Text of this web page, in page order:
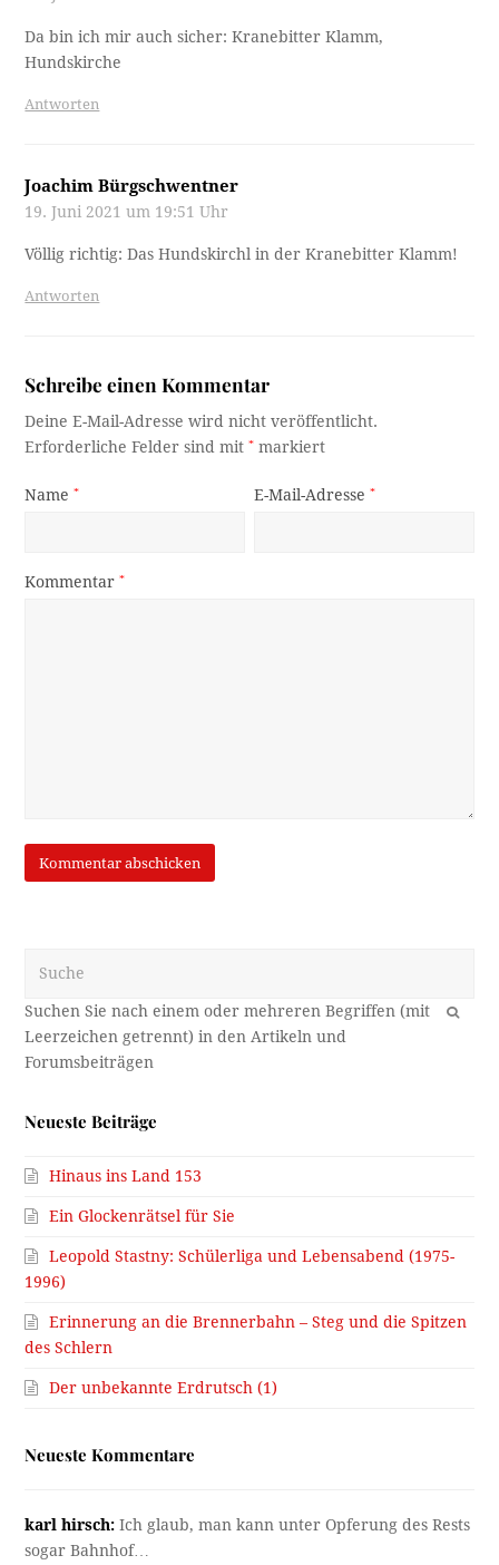
Da bin ich mir auch sicher: Kranebitter Klamm,
Hundskirche
Antworten
Joachim Bürgschwentner
19. Juni 2021 um 19:51 Uhr
Völlig richtig: Das Hundskirchl in der Kranebitter Klamm!
Antworten
Schreibe einen Kommentar
Deine E-Mail-Adresse wird nicht veröffentlicht.
Erforderliche Felder sind mit* markiert
Name* E-Mail-Adresse*
Kommentar*
OK
Neueste Beiträge
Hinaus ins Land 153
Ein Glockenrätsel für Sie
Leopold Stastny: Schülerliga und Lebensabend (1975-
1996)
Erinnerung an die Brennerbahn – Steg und die Spitzen
des Schlern
Der unbekannte Erdrutsch (1)
Neueste Kommentare
karl hirsch: Ich glaub, man kann unter Opferung des Rests
sogar Bahnhof…